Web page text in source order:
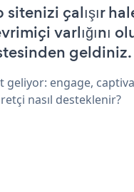
çalışır
varlığını
engage,
nasıl desteklenir?